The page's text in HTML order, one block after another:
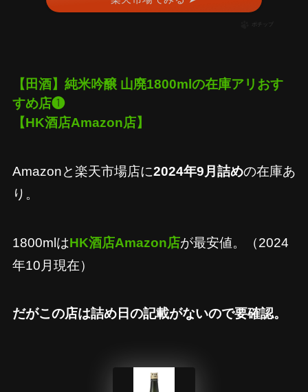
ポチップ
【田酒】純米吟醸 山廃1800mlの在庫アリおす
すめ店❶
【HK酒店Amazon店】
Amazonと楽天市場店に2024年9月詰めの在庫あ
り。
1800mlはHK酒店Amazon店が最安値。（2024
年10月現在）
だがこの店は詰め日の記載がないので要確認。